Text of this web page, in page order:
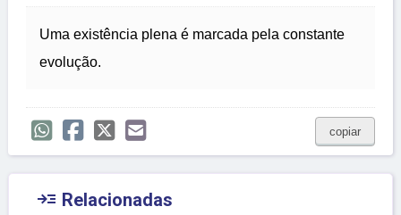
Uma existência plena é marcada pela constante
evolução.
copiar
 Relacionadas